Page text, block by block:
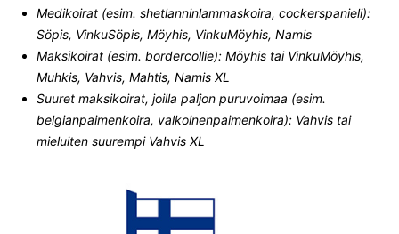
Medikoirat (esim. shetlanninlammaskoira, cockerspanieli):
Söpis, VinkuSöpis, Möyhis, VinkuMöyhis, Namis
Maksikoirat (esim. bordercollie): Möyhis tai VinkuMöyhis,
Muhkis, Vahvis, Mahtis, Namis XL
Suuret maksikoirat, joilla paljon puruvoimaa (esim.
belgianpaimenkoira, valkoinenpaimenkoira): Vahvis tai
mieluiten suurempi Vahvis XL